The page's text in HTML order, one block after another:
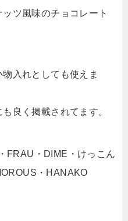
ツ風味のチョコレート
入れとしても使えま
良く掲載されてます。
FRAU・DIME・けっこん
・HANAKO